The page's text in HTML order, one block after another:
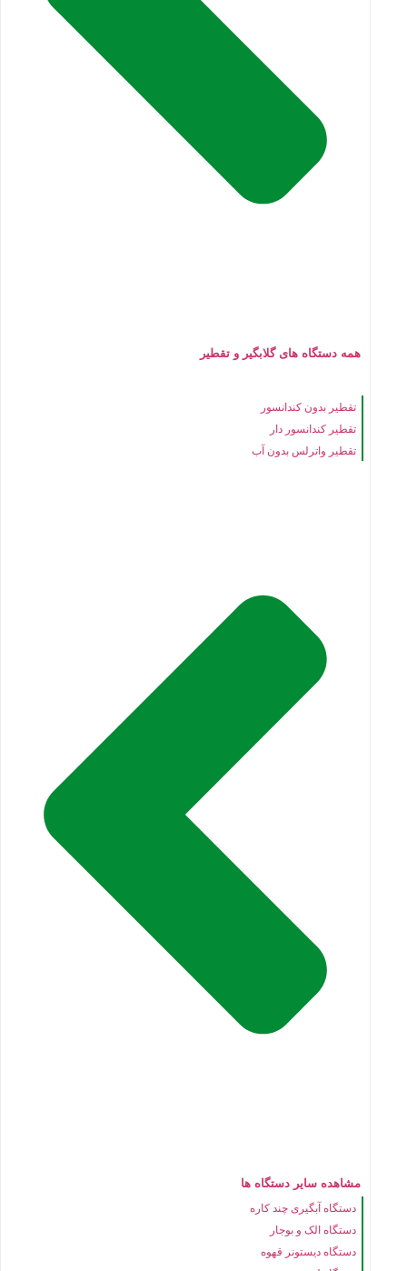
همه دستگاه های گلابگیر و تقطیر
تقطیر بدون کندانسور
تقطیر کندانسور دار
تقطیر واترلس بدون آب
مشاهده سایر دستگاه ها
دستگاه آبگیری چند کاره
دستگاه الک و بوجار
دستگاه دیستونر قهوه